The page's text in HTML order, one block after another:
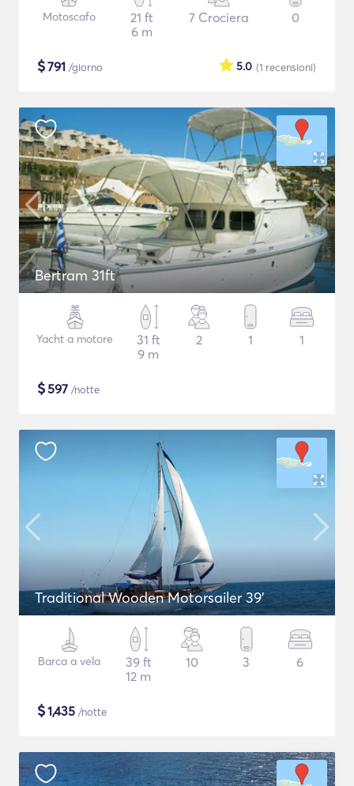
Motoscafo
21 ft
6 m
7 Crociera 0
$791 /giorno (1 recensioni)
5.0
Bertram 31ft
Yacht a motore
31 ft
9 m
2 1 1
$597 /notte
Traditional Wooden Motorsailer 39'
Barca a vela
39 ft
12 m
10 3 6
$1,435 /notte